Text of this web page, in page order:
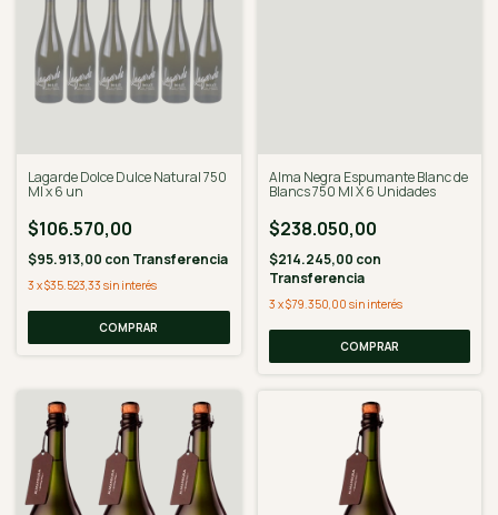
Lagarde Dolce Dulce Natural 750
Ml x 6 un
$106.570,00
$95.913,00 con Transferencia
3 x$35.523,33 sin interés
Alma Negra Espumante Blanc de
Blancs 750 Ml X 6 Unidades
$238.050,00
$214.245,00 con
Transferencia
3 x$79.350,00 sin interés